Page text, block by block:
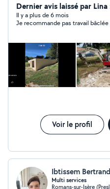
Dernier avis laissé par Lina
Il y a plus de 6 mois
Je recommande pas travail bâclée
Voir le profil
Ibtissem Bertrand
Multi services
Romans-sur-Isère